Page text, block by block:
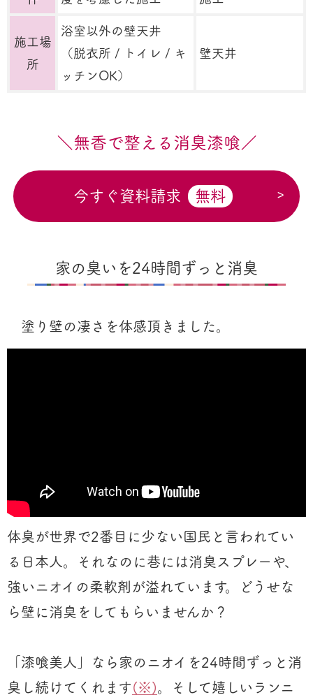
施工場
所
浴室以外の壁天井
（脱衣所 / トイレ / キ
ッチンOK）
壁天井
＼無香で整える消臭漆喰／
今すぐ資料請求 無料
家の臭いを24時間ずっと消臭
塗り壁の凄さを体感頂きました。
体臭が世界で2番目に少ない国民と言われてい
る日本人。それなのに巷には消臭スプレーや、
強いニオイの柔軟剤が溢れています。どうせな
ら壁に消臭をしてもらいませんか？
「漆喰美人」なら家のニオイを24時間ずっと消
臭し続けてくれます (※) 。そして嬉しいランニ